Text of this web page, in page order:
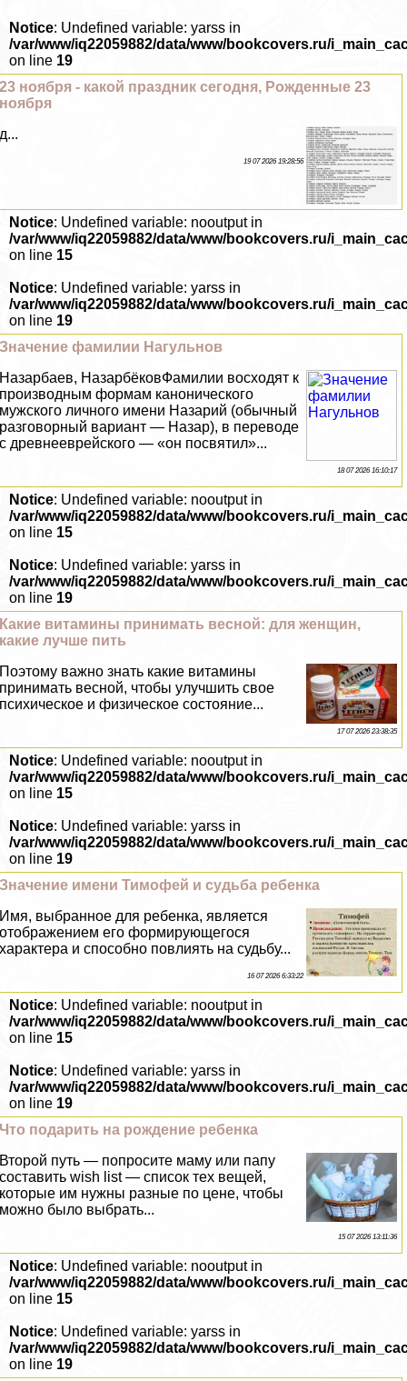
Notice: Undefined variable: yarss in
/var/www/iq22059882/data/www/bookcovers.ru/
on line 19
23 ноября - какой праздник сегодня, Рожденные 23
ноября
д...
19 07 2026 19:28:56
Notice: Undefined variable: nooutput in
/var/www/iq22059882/data/www/bookcovers.ru/
on line 15
Notice: Undefined variable: yarss in
/var/www/iq22059882/data/www/bookcovers.ru/
on line 19
Значение фамилии Нагульнов
Назарбаев, НазарбёковФамилии восходят к
производным формам канонического
мужского личного имени Назарий (обычный
разговорный вариант — Назар), в переводе
с древнееврейского — «он посвятил»...
18 07 2026 16:10:17
Notice: Undefined variable: nooutput in
/var/www/iq22059882/data/www/bookcovers.ru/
on line 15
Notice: Undefined variable: yarss in
/var/www/iq22059882/data/www/bookcovers.ru/
on line 19
Какие витамины принимать весной: для женщин,
какие лучше пить
Поэтому важно знать какие витамины
принимать весной, чтобы улучшить свое
психическое и физическое состояние...
17 07 2026 23:38:35
Notice: Undefined variable: nooutput in
/var/www/iq22059882/data/www/bookcovers.ru/
on line 15
Notice: Undefined variable: yarss in
/var/www/iq22059882/data/www/bookcovers.ru/
on line 19
Значение имени Тимофей и судьба ребенка
Имя, выбранное для ребенка, является
отображением его формирующегося
хаpaктера и способно повлиять на судьбу...
16 07 2026 6:33:22
Notice: Undefined variable: nooutput in
/var/www/iq22059882/data/www/bookcovers.ru/
on line 15
Notice: Undefined variable: yarss in
/var/www/iq22059882/data/www/bookcovers.ru/
on line 19
Что подарить на рождение ребенка
Второй путь — попросите маму или папу
составить wish list — список тех вещей,
которые им нужны разные по цене, чтобы
можно было выбрать...
15 07 2026 13:11:36
Notice: Undefined variable: nooutput in
/var/www/iq22059882/data/www/bookcovers.ru/
on line 15
Notice: Undefined variable: yarss in
/var/www/iq22059882/data/www/bookcovers.ru/
on line 19